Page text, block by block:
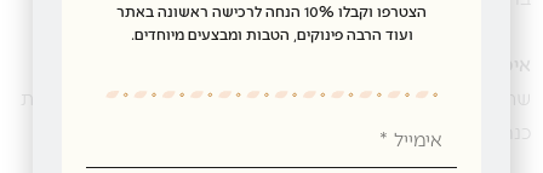
איסוף עצמי
שההזמנה בוצעה, יש לתאם הגעה וקבלת החבילה עם חנות תנובת
כנרת, בקיבוץ כנרת ולקבל את ההזמנה ללא דמי משלוח.
הצטרפו וקבלו 10% הנחה לרכישה ראשונה באתר
ועוד הרבה פינוקים, הטבות ומבצעים מיוחדים.